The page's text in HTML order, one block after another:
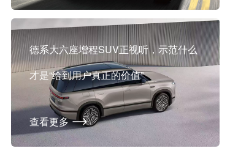
德系大六座增程SUV正视听，示范什么
才是“给到用户真正的价值”
查看更多